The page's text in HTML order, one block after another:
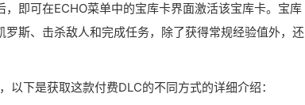
即可在ECHO菜单中的宝库卡界面激活该宝库卡。宝库
斯、击杀敌人和完成任务，除了获得常规经验值外，还
下是获取这款付费DLC的不同方式的详细介绍：